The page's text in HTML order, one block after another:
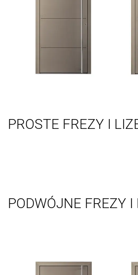
PROSTE FREZY I
PODWÓJNE FREZY I